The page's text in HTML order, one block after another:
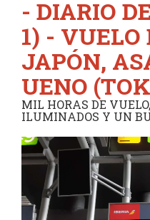
- DIARIO
1) - VUELO
JAPÓN,
UENO
MIL HORAS DE
ILUMINADOS Y UN
RUTAS / MAPAS
CULTURA
RESTAURANTES
SEGUROS
ARRAY